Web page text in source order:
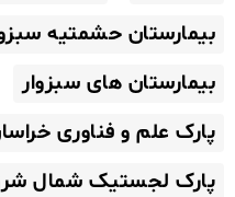
بیمارستان حشمتیه
بیمارستان های سبزوار
پارک علم و فناوری
پارک لجستیک شمال